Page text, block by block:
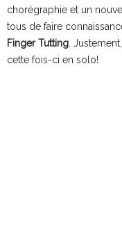
chorégraphie et un
tous de faire
Finger Tutting.
cette fois-ci en solo!